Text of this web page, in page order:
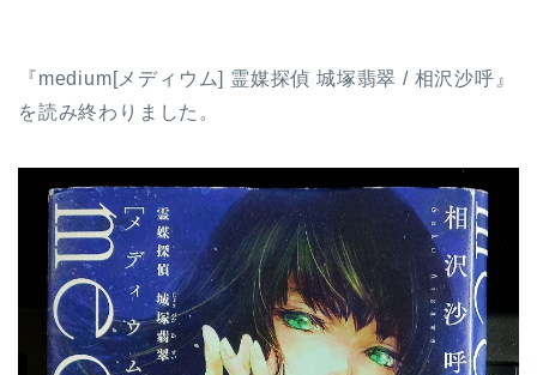
『medium[メディウム] 霊媒探偵 城塚翡翠 / 相沢沙呼』
を読み終わりました。